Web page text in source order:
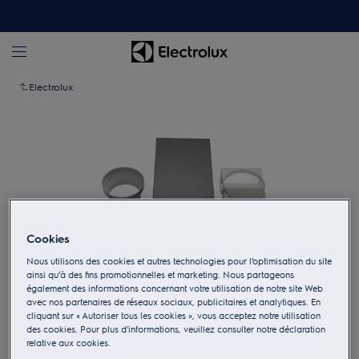
Electrolux
Appuyez pour zoomer
Cookies
Nous utilisons des cookies et autres technologies pour l’optimisation du site
ainsi qu’à des fins promotionnelles et marketing. Nous partageons
également des informations concernant votre utilisation de notre site Web
avec nos partenaires de réseaux sociaux, publicitaires et analytiques. En
cliquant sur « Autoriser tous les cookies », vous acceptez notre utilisation
des cookies. Pour plus d'informations, veuillez consulter notre déclaration
relative aux cookies.